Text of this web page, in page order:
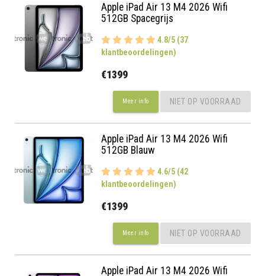
Apple iPad Air 13 M4 2026 Wifi
512GB Spacegrijs
4.8/5 (37
klantbeoordelingen)
€1399
Meer info NIET OP VOORRAAD
Apple iPad Air 13 M4 2026 Wifi
512GB Blauw
4.6/5 (42
klantbeoordelingen)
€1399
Meer info NIET OP VOORRAAD
Apple iPad Air 13 M4 2026 Wifi